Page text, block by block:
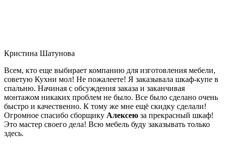
Кристина Шатунова
Всем, кто еще выбирает компанию для изготовления мебели,
советую Кухни мол! Не пожалеете! Я заказывала шкаф-купе в
спальню. Начиная с обсуждения заказа и заканчивая
монтажом никаких проблем не было. Все было сделано очень
быстро и качественно. К тому же мне ещё скидку сделали!
Огромное спасибо сборщику Алексею за прекрасный шкаф!
Это мастер своего дела! Всю мебель буду заказывать только
здесь.